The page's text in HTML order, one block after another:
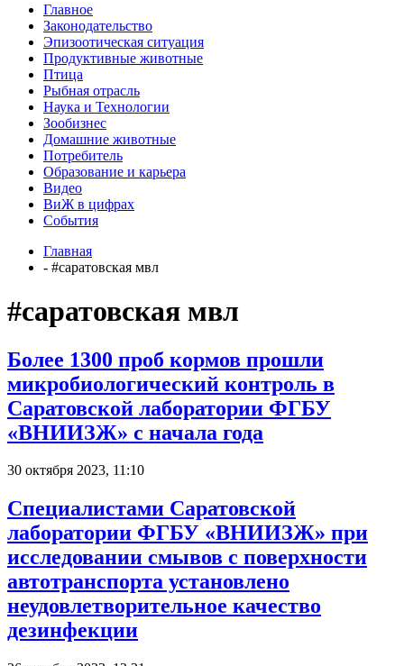
Главное
Законодательство
Эпизоотическая ситуация
Продуктивные животные
Птица
Рыбная отрасль
Наука и Технологии
Зообизнес
Домашние животные
Потребитель
Образование и карьера
Видео
ВиЖ в цифрах
События
Главная
- #саратовская мвл
#саратовская мвл
Более 1300 проб кормов прошли
микробиологический контроль в
Саратовской лаборатории ФГБУ
«ВНИИЗЖ» с начала года
30 октября 2023, 11:10
Специалистами Саратовской
лаборатории ФГБУ «ВНИИЗЖ» при
исследовании смывов с поверхности
автотранспорта установлено
неудовлетворительное качество
дезинфекции